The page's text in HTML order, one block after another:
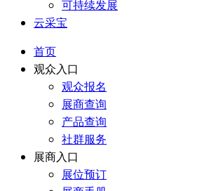
可持续发展
云采宝
首页
观众入口
观众报名
展商查询
产品查询
社群服务
展商入口
展位预订